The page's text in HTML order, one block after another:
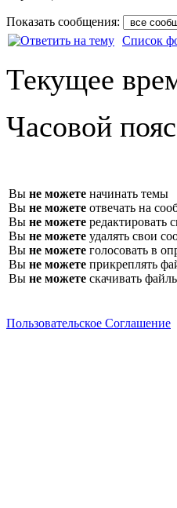
Показать сообщения:
Список
Текущее
Часовой
Вы не можете начинать темы
Вы не можете отвечать на
Вы не можете редактировать
Вы не можете удалять свои
Вы не можете голосовать в
Вы не можете прикреплять
Вы не можете скачивать
Пользовательское Соглашение